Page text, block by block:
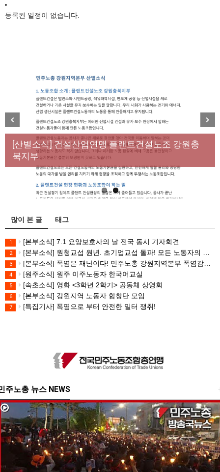
등록된 일정이 없습니다.
[성명] 막을 수 있었던 죽음, HL만도가 책임져라 : 청
년노동자 사망사고의 철저한 진상규명과 재발방지
대책 마련하라
[산별소식] 건설산업연맹 플랜트건설노조 강원충
북지부
Previous Next
많이 본 글 태그
1 [본부소식] 7.1 요양보호사의 날 전국 동시 기자회견
2 [본부소식] 원청교섭 원년. 초기업교섭 돌파! 모든 노동자의 노동기본권 쟁취! 민주노총 7.15 총파업대회
3 [본부소식] 폭염은 재난이다! 민주노총 강원지역본부 폭염감시단 선포 기자회견
4 [원주소식] 원주 이주노동자 한국어교실
5 [속초소식] 영화 <3학년 2학기> 공동체 상영회
6 [본부소식] 강원지역 노동자 합창단 모임
7 [특집기사] 폭염으로 부터 안전한 일터 쟁취!
주노총 뉴스 NEWS